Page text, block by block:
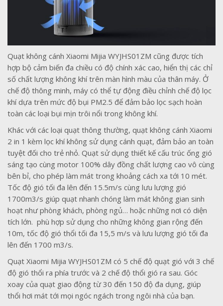
Quạt không cánh Xiaomi Mijia WYJHS01ZM cũng được tích
hợp bộ cảm biến đa chiều có độ chính xác cao, hiển thị các chỉ
số chất lượng không khí trên màn hình màu của thân máy. Ở
chế độ thông minh, máy có thể tự động điều chỉnh chế độ lọc
khí dựa trên mức độ bụi PM2.5 để đảm bảo lọc sạch hoàn
toàn các loại bụi mịn trôi nổi trong không khí.
Khác với các loại quạt thông thường, quạt không cánh Xiaomi
2 in 1 kèm lọc khí không sử dụng cánh quạt, đảm bảo an toàn
tuyệt đối cho trẻ nhỏ. Quạt sử dụng thiết kế cấu trúc ống gió
sáng tạo cùng motor 100% dây đồng chất lượng cao vô cùng
bên bỉ, cho phép làm mát trong khoảng cách xa tới 10 mét.
Tốc độ gió tối đa lên đến 15.5m/s cùng lưu lượng gió
1700m3/s giúp quạt nhanh chóng làm mát không gian sinh
hoạt như phòng khách, phòng ngủ… hoặc những nơi có diện
tích lớn. phù hợp sử dụng cho những không gian rộng đến
10m, tốc độ gió thổi tối đa 15,5 m/s và lưu lượng gió tối đa
lên đến 1700 m3/s.
Quạt Xiaomi Mijia WYJHS01ZM có 5 chế độ quạt gió với 3 chế
độ gió thổi ra phía trước và 2 chế độ thổi gió ra sau. Góc
xoay của quạt giao động từ 30 đến 150 độ đa dụng, giúp
thổi hơi mát tới mọi ngóc ngách trong ngôi nhà của bạn.